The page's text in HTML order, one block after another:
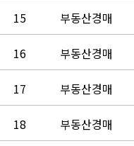
15 부동산경매
16 부동산경매
17 부동산경매
18 부동산경매